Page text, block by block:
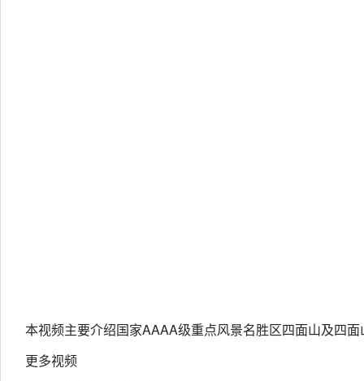
本视频主要介绍国家AAAA级重点风景名胜区四面山及四
更多视频